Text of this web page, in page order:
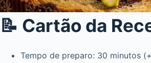
📝 Cartão da
Tempo de preparo: 30 minutos